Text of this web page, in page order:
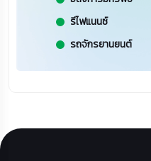
รีไฟแนนซ์
รถจักรยานยนต์